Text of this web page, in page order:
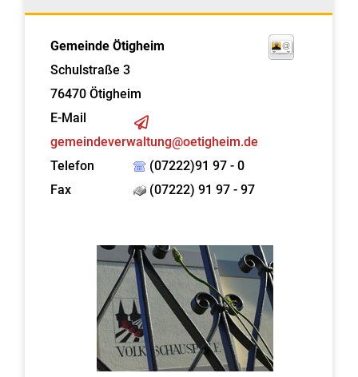
Gemeinde Ötigheim
Schulstraße 3
76470 Ötigheim
E-Mail
gemeindeverwaltung@oetigheim.de
Telefon
(07222)91 97 - 0
Fax
(07222) 91 97 - 97